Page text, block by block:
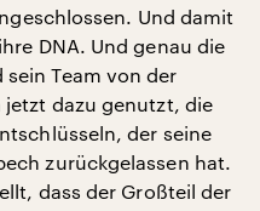
Und damit
DNA. Und genau die
Team von der
jetzt dazu genutzt, die
der seine
zurückgelassen hat.
dass der Großteil der